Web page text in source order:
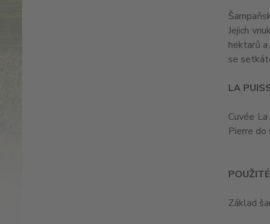
Jejich
hektarů
se
LA
Cuvée
Pierre do
Základ